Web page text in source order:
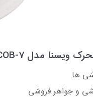
ها
و جواهر فروشی